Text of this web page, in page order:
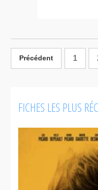
Précédent 1
FICHES LES PLUS